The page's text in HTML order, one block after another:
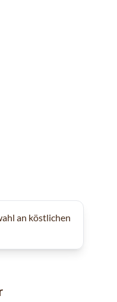
an köstlichen